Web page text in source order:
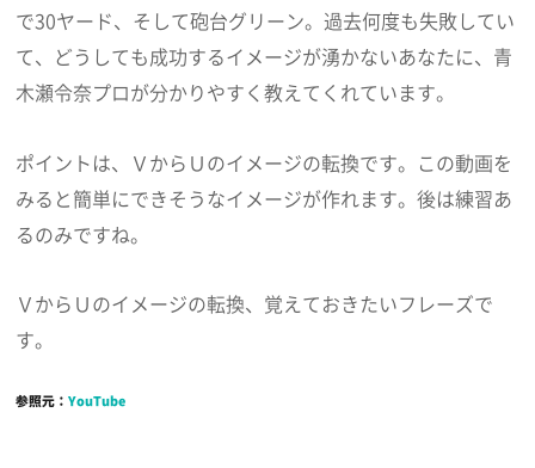
で30ヤード、そして砲台グリーン。過去何度も失敗してい
て、どうしても成功するイメージが湧かないあなたに、青
木瀬令奈プロが分かりやすく教えてくれています。
ポイントは、ＶからＵのイメージの転換です。この動画を
みると簡単にできそうなイメージが作れます。後は練習あ
るのみですね。
ＶからＵのイメージの転換、覚えておきたいフレーズで
す。
参照元：YouTube